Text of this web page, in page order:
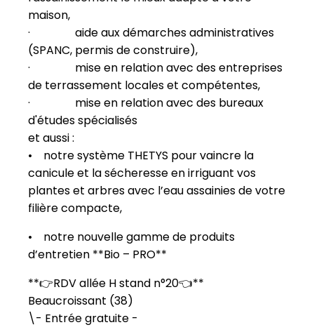
maison,
· aide aux démarches administratives
(SPANC, permis de construire),
· mise en relation avec des entreprises
de terrassement locales et compétentes,
· mise en relation avec des bureaux
d'études spécialisés
et aussi :
• notre système THETYS pour vaincre la
canicule et la sécheresse en irriguant vos
plantes et arbres avec l’eau assainies de votre
filière compacte,
• notre nouvelle gamme de produits
d’entretien **Bio – PRO**
**👉RDV allée H stand n°20👈**
Beaucroissant (38)
\- Entrée gratuite -